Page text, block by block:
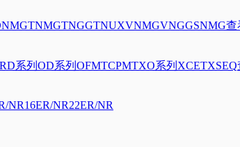
TNMGTNGGTNUXVNMGVNGGSNMG查
RD系列 OD系列 OFMTCPMTXO系列 XCETXSEQ
NR16ER/NR22ER/NR